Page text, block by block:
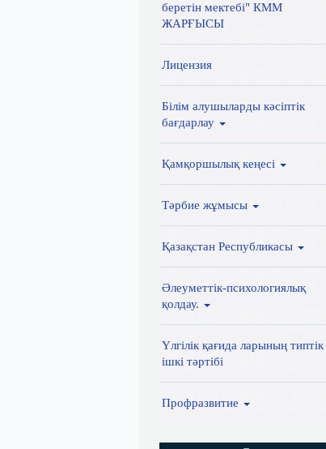
беретін мектебі" КММ
ЖАРҒЫСЫ
Лицензия
Білім алушыларды кәсіптік
бағдарлау
Қамқоршылық кеңесі
Тәрбие жұмысы
Қазақстан Республикасы
Әлеуметтік-психологиялық
қолдау.
Үлгілік қағида ларының типтік
ішкі тәртібі
Профразвитие